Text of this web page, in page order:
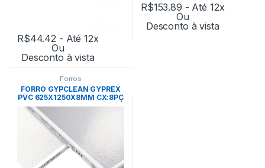
R$44.42 - Até 12x
Ou
Desconto à vista
R$153.89 - Até 12x
Ou
Desconto à vista
Forros
FORRO GYPCLEAN GYPREX
PVC 625X1250X8MM CX:8PÇ
-PLACO